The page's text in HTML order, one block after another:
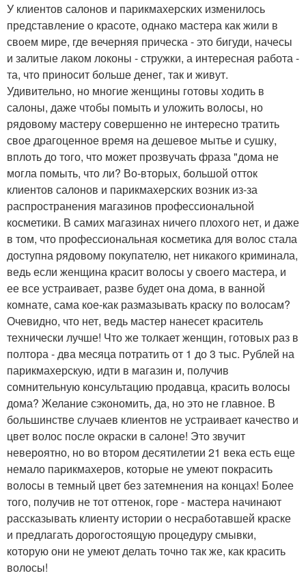
У клиентов салонов и парикмахерских изменилось
представление о красоте, однако мастера как жили в
своем мире, где вечерняя прическа - это бигуди, начесы
и залитые лаком локоны - стружки, а интересная работа -
та, что приносит больше денег, так и живут.
Удивительно, но многие женщины готовы ходить в
салоны, даже чтобы помыть и уложить волосы, но
рядовому мастеру совершенно не интересно тратить
свое драгоценное время на дешевое мытье и сушку,
вплоть до того, что может прозвучать фраза "дома не
могла помыть, что ли? Во-вторых, большой отток
клиентов салонов и парикмахерских возник из-за
распространения магазинов профессиональной
косметики. В самих магазинах ничего плохого нет, и даже
в том, что профессиональная косметика для волос стала
доступна рядовому покупателю, нет никакого криминала,
ведь если женщина красит волосы у своего мастера, и
ее все устраивает, разве будет она дома, в ванной
комнате, сама кое-как размазывать краску по волосам?
Очевидно, что нет, ведь мастер нанесет краситель
технически лучше! Что же толкает женщин, готовых раз в
полтора - два месяца потратить от 1 до 3 тыс. Рублей на
парикмахерскую, идти в магазин и, получив
сомнительную консультацию продавца, красить волосы
дома? Желание сэкономить, да, но это не главное. В
большинстве случаев клиентов не устраивает качество и
цвет волос после окраски в салоне! Это звучит
невероятно, но во втором десятилетии 21 века есть еще
немало парикмахеров, которые не умеют покрасить
волосы в темный цвет без затемнения на концах! Более
того, получив не тот оттенок, горе - мастера начинают
рассказывать клиенту истории о несработавшей краске
и предлагать дорогостоящую процедуру смывки,
которую они не умеют делать точно так же, как красить
волосы!